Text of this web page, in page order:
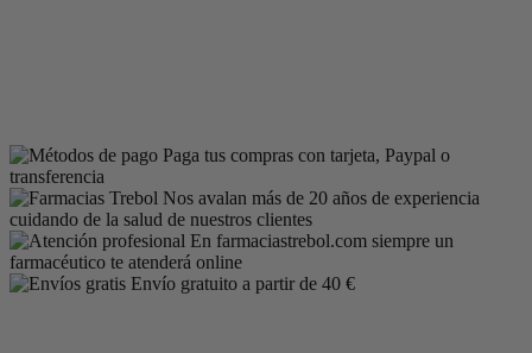
Paga tus compras con tarjeta, Paypal o
transferencia
Nos avalan más de 20 años de experiencia
cuidando de la salud de nuestros clientes
En farmaciastrebol.com siempre un
farmacéutico te atenderá online
Envío gratuito a partir de 40 €